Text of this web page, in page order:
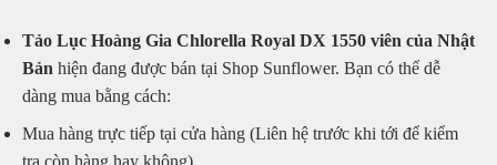
Tảo Lục Hoàng Gia Chlorella Royal DX 1550 viên của Nhật
Bản hiện đang được bán tại Shop Sunflower. Bạn có thể dễ
dàng mua bằng cách:
Mua hàng trực tiếp tại cửa hàng (Liên hệ trước khi tới để kiểm